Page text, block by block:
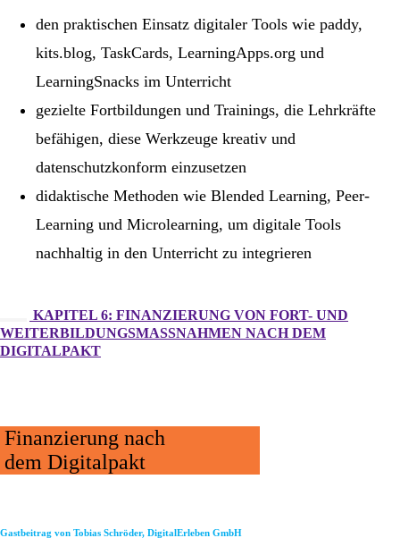
den praktischen Einsatz digitaler Tools wie paddy,
kits.blog, TaskCards, LearningApps.org und
LearningSnacks im Unterricht
gezielte Fortbildungen und Trainings, die Lehrkräfte
befähigen, diese Werkzeuge kreativ und
datenschutzkonform einzusetzen
didaktische Methoden wie Blended Learning, Peer-
Learning und Microlearning, um digitale Tools
nachhaltig in den Unterricht zu integrieren
KAPITEL 6: FINANZIERUNG VON FORT- UND
WEITERBILDUNGSMASSNAHMEN NACH DEM D
IGITALPAKT
Finanzierung nach
dem Digitalpakt
Gastbeitrag von Tobias Schröder, DigitalErleben GmbH